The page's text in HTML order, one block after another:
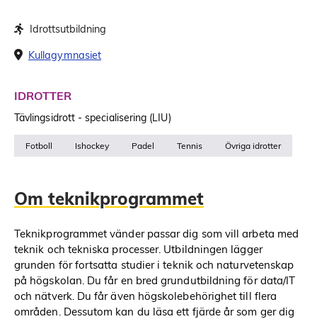
Idrottsutbildning
Kullagymnasiet
IDROTTER
Tävlingsidrott - specialisering (LIU)
Fotboll Ishockey Padel Tennis Övriga idrotter
Om teknikprogrammet
Teknikprogrammet vänder passar dig som vill arbeta med
teknik och tekniska processer. Utbildningen lägger
grunden för fortsatta studier i teknik och naturvetenskap
på högskolan. Du får en bred grundutbildning för data/IT
och nätverk. Du får även högskolebehörighet till flera
områden. Dessutom kan du läsa ett fjärde år som ger dig